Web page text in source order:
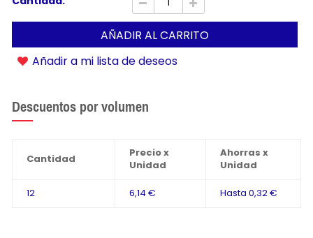
AÑADIR AL CARRITO
Añadir a mi lista de deseos
Descuentos por volumen
Cantidad
Precio x
Unidad
Ahorras x
Unidad
12 6,14 € Hasta 0,32 €